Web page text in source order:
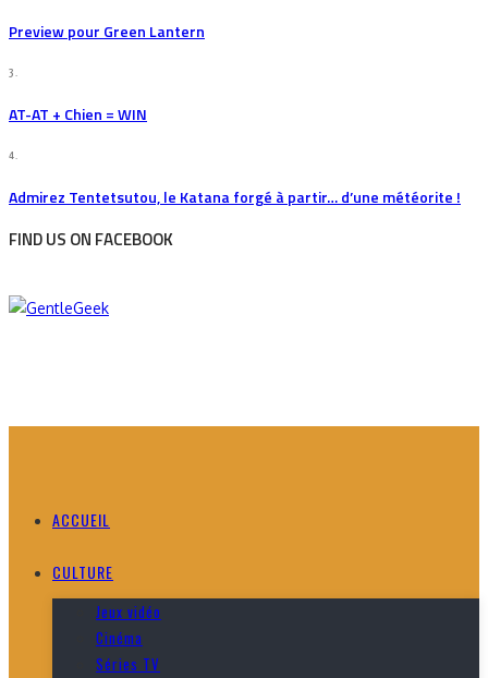
Preview pour Green Lantern
3.
AT-AT + Chien = WIN
4.
Admirez Tentetsutou, le Katana forgé à partir… d’une météorite !
FIND US ON FACEBOOK
ACCUEIL
CULTURE
Jeux vidéo
Cinéma
Séries TV